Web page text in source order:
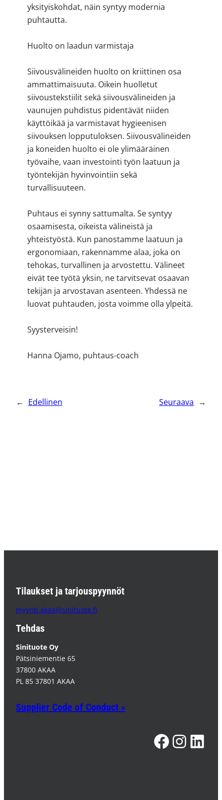
yksityiskohdat, näin syntyy modernia
puhtautta.
Huolto on laadun varmistaja
Siivousvälineiden huolto on kriittinen osa
ammattimaisuuta. Oikein huolletut
siivoustekstiilit sekä siivousvälineiden ja
vaunujen puhdistus pidentävät niiden
käyttöikää ja varmistavat hygieenisen
siivouksen lopputuloksen. Siivousvälineiden
ja koneiden huolto ei ole ylimääräinen
työvaihe, vaan investointi työn laatuun ja
työntekijän hyvinvointiin sekä
turvallisuuteen.
Puhtaus ei synny sattumalta. Se syntyy
osaamisesta, oikeista välineistä ja
yhteistyöstä. Kun panostamme laatuun ja
ergonomiaan, rakennamme alaa, joka on
tehokas, turvallinen ja arvostettu. Välineet
eivät tee työtä yksin, ne tarvitsevat osaavan
tekijän ja arvostavan asenteen. Yhdessä ne
luovat puhtauden, josta voimme olla ylpeitä.
Syysterveisin!
Hanna Ojamo, puhtaus-coach
← Edellinen Seuraava →
Tilaukset ja tarjouspyynnöt
myynti.akaa@sinituote.fi
Tehdas
Sinituote Oy
Pätsiniementie 65
37800 AKAA
PL 85 37801 AKAA
Supplier Code of Conduct »
Facebook InstagramLinkedIn